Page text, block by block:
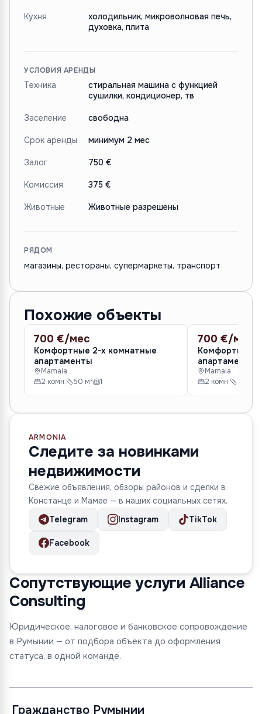
Кухня
холодильник, микроволновая печь,
духовка, плита
УСЛОВИЯ АРЕНДЫ
Техника
стиральная машина с функцией
сушилки, кондиционер, тв
Заселение свободна
Срок аренды минимум 2 мес
Залог 750 €
Комиссия 375 €
Животные Животные разрешены
РЯДОМ
магазины, рестораны, супермаркеты, транспорт
Похожие объекты
АРЕНДА
700 €/мес
Комфортные 2-х комнатные
апартаменты
Mamaia
2 комн.
50 м² 1
АРЕНДА
700 €/мес
Комфортные
Mamaia
2 комн.
70 м²
ARMONIA
Следите за новинками
недвижимости
Свежие объявления, обзоры районов и сделки в
Констанце и Мамае — в наших социальных сетях.
Telegram
Instagram TikTok
Facebook
Сопутствующие услуги Alliance
Consulting
Юридическое, налоговое и банковское сопровождение
в Румынии — от подбора объекта до оформления
статуса, в одной команде.
Гражданство Румынии